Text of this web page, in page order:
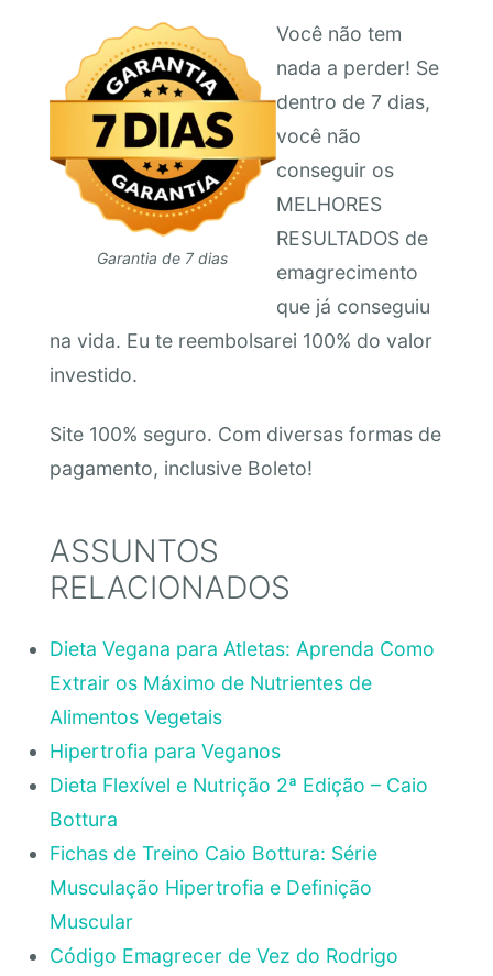
Garantia de 7 dias
Você não tem
nada a perder! Se
dentro de 7 dias,
você não
conseguir os
MELHORES
RESULTADOS de
emagrecimento
que já conseguiu
na vida. Eu te reembolsarei 100% do valor
investido.
Site 100% seguro. Com diversas formas de
pagamento, inclusive Boleto!
ASSUNTOS
RELACIONADOS
Dieta Vegana para Atletas: Aprenda Como
Extrair os Máximo de Nutrientes de
Alimentos Vegetais
Hipertrofia para Veganos
Dieta Flexível e Nutrição 2ª Edição – Caio
Bottura
Fichas de Treino Caio Bottura: Série
Musculação Hipertrofia e Definição
Muscular
Código Emagrecer de Vez do Rodrigo